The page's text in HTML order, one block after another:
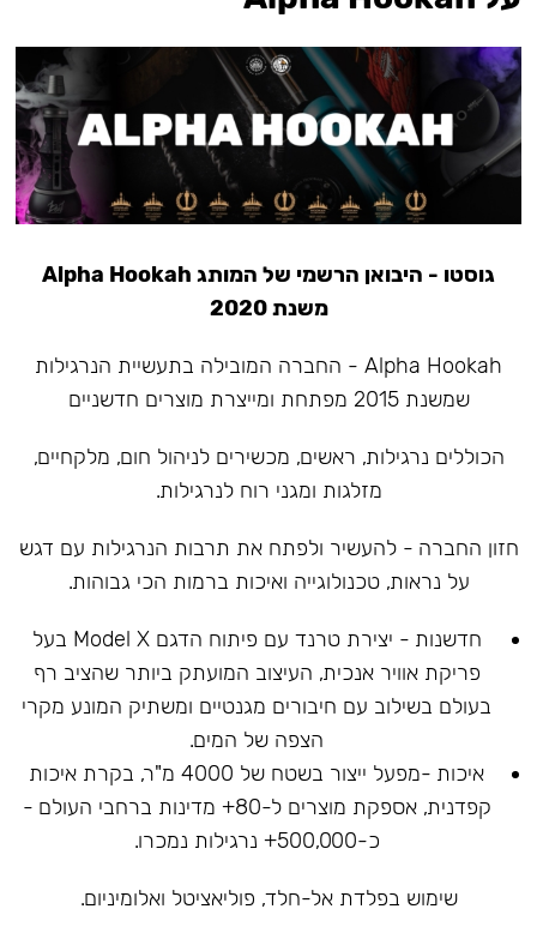
גוסטו - היבואן הרשמי של המותג Alpha Hookah
משנת 2020
Alpha Hookah - החברה המובילה בתעשיית הנרגילות
שמשנת 2015 מפתחת ומייצרת מוצרים חדשניים
הכוללים נרגילות, ראשים, מכשירים לניהול חום, מלקחיים,
מזלגות ומגני רוח לנרגילות.
חזון החברה - להעשיר ולפתח את תרבות הנרגילות עם דגש
על נראות, טכנולוגייה ואיכות ברמות הכי גבוהות.
חדשנות - יצירת טרנד עם פיתוח הדגם Model X בעל
פריקת אוויר אנכית, העיצוב המועתק ביותר שהציב רף
בעולם בשילוב עם חיבורים מגנטיים ומשתיק המונע מקרי
הצפה של המים.
איכות -מפעל ייצור בשטח של 4000 מ"ר, בקרת איכות
קפדנית, אספקת מוצרים ל-80+ מדינות ברחבי העולם -
כ-500,000+ נרגילות נמכרו.
שימוש בפלדת אל-חלד, פוליאציטל ואלומיניום.